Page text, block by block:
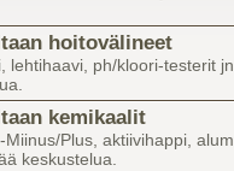
hoitovälineet
lehtihaavi, ph/kloori-testerit
kemikaalit
Miinus/Plus, aktiivihappi,
keskustelua.